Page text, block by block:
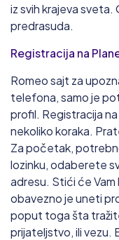
iz svih krajeva sveta.
predrasuda.
Registracija na
Romeo sajt za
telefona, samo je
profil. Registracija
nekoliko koraka.
Za početak,
lozinku, odaberete
adresu. Stići će Vam
obavezno je uneti
poput toga šta
prijateljstvo, ili vezu.